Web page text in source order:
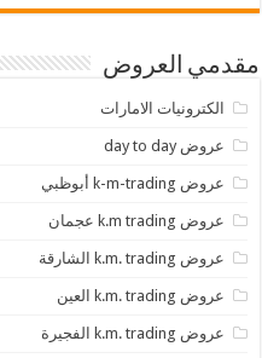
مقدمي العروض
الكترونيات الامارات
عروض day to day
عروض k-m-trading أبوظبي
عروض k.m trading عجمان
عروض k.m. trading الشارقة
عروض k.m. trading العين
عروض k.m. trading الفجيرة